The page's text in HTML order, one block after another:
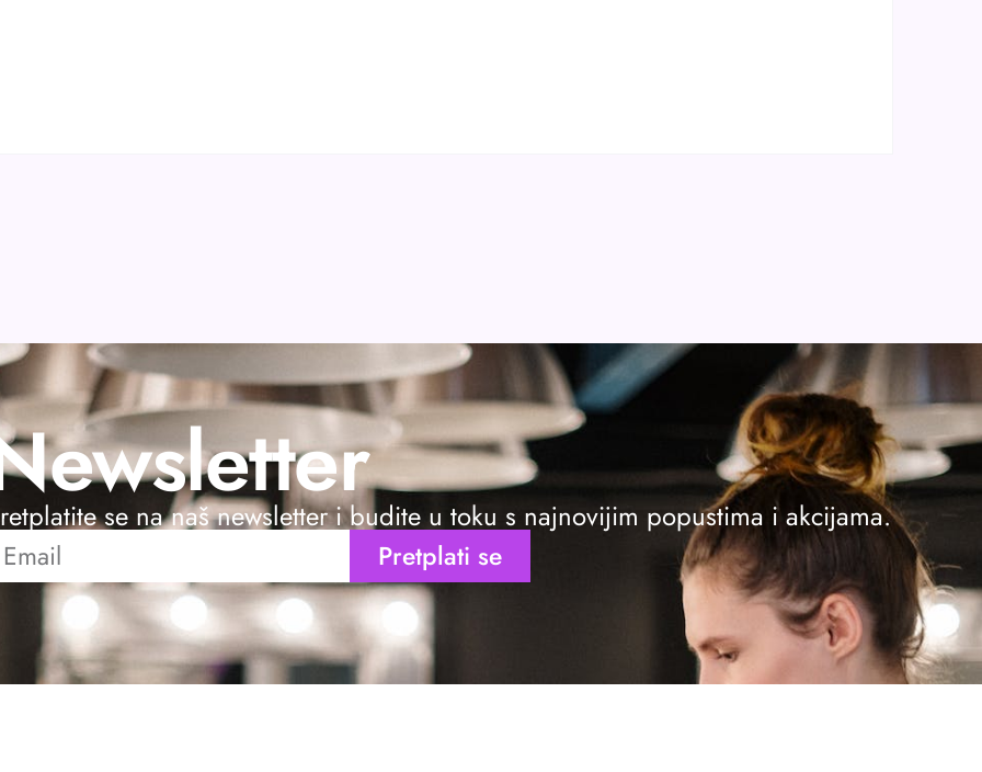
se na naš newsletter i budite u toku s najnovijim popustima i akcijama.
Pretplati se